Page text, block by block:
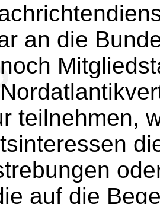
an die
teilnehmen,
auf die